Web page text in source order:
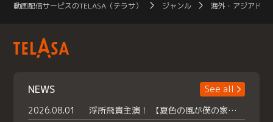
動画配信サービスのTELASA（テラサ） ジャンル 海外・アジアドラ
NEWS
See all
2026.08.01
浮所飛貴主演！ 【夏色の風が僕の家にやってきた】 本日よりテラサで独占配信スタート！